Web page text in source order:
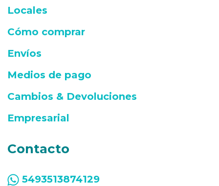
Locales
Cómo comprar
Envíos
Medios de pago
Cambios & Devoluciones
Empresarial
Contacto
5493513874129